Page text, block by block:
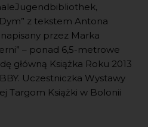
z tekstem Antona
przez Marka
– ponad 6,5-metrowe
główną Książka Roku 2013
Uczestniczka Wystawy
Targom Książki w Bolonii